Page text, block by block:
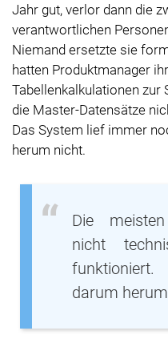
Jahr gut, verlor dann die
verantwortlichen
Niemand ersetzte sie
hatten Produktmanager
Tabellenkalkulationen zur
die Master-Datensätze
Das System lief immer
herum nicht.
Die
nicht
darum